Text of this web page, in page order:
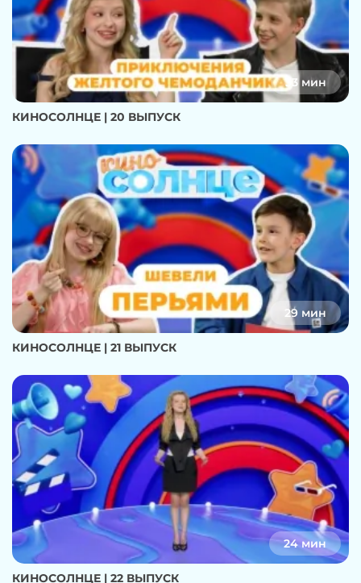
33 мин
КИНОСОЛНЦЕ | 20 ВЫПУСК
29 мин
КИНОСОЛНЦЕ | 21 ВЫПУСК
24 мин
КИНОСОЛНЦЕ | 22 ВЫПУСК